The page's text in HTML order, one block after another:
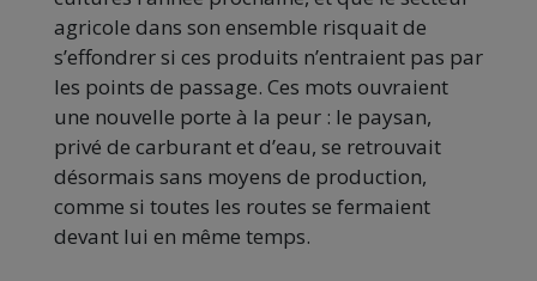
agricole dans son ensemble risquait de
s’effondrer si ces produits n’entraient pas par
les points de passage. Ces mots ouvraient
une nouvelle porte à la peur : le paysan,
privé de carburant et d’eau, se retrouvait
désormais sans moyens de production,
comme si toutes les routes se fermaient
devant lui en même temps.